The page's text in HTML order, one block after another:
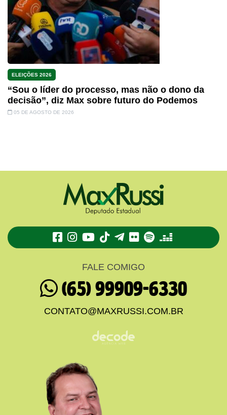
ELEIÇÕES 2026
“Sou o líder do processo, mas não o dono da
decisão”, diz Max sobre futuro do Podemos
05 DE AGOSTO DE 2026
TikTokTelegram
FlickrSpotifyDeezer
FALE COMIGO
(65) 99909-6330
CONTATO@MAXRUSSI.COM.BR